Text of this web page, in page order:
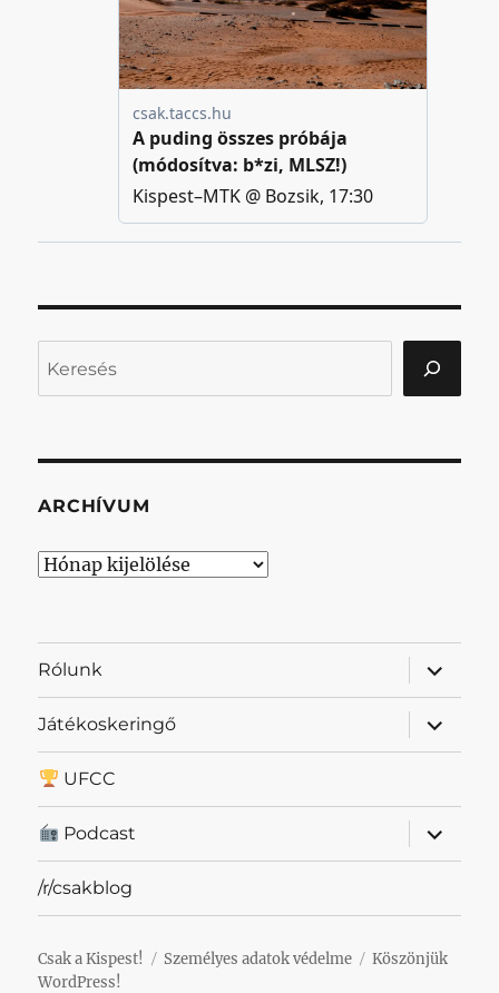
ARCHÍVUM
Archívum
Rólunk
almenü
Játékoskeringő
almenü
UFCC
Podcast
almenü
/r/csakblog
Csak a Kispest! Személyes adatok védelme
Köszönjük
WordPress!